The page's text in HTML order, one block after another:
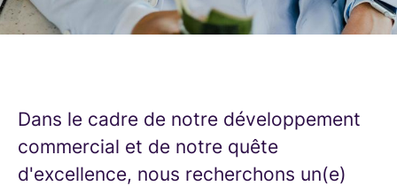
Dans le cadre de notre développement
commercial et de notre quête
d'excellence, nous recherchons un(e)